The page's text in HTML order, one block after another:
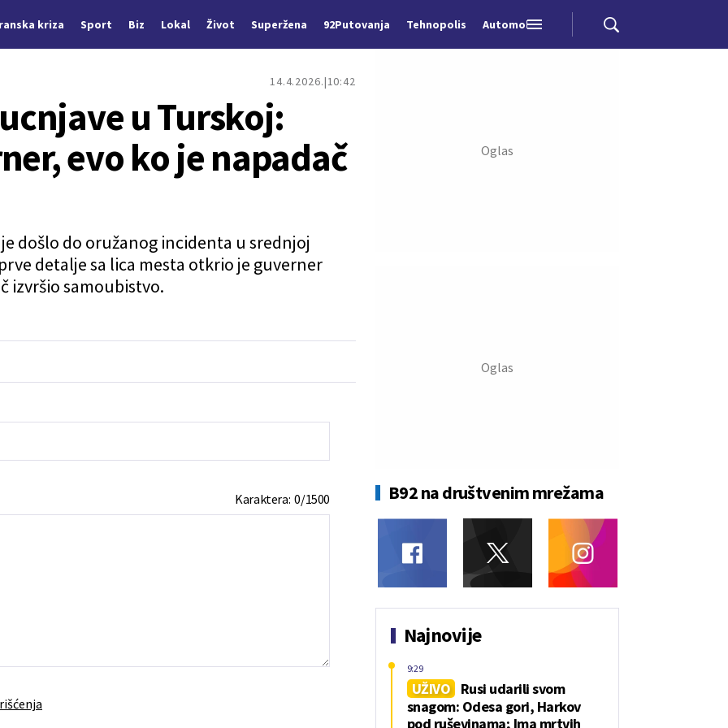
kriza Sport Biz Lokal Život Superžena 92Putovanja Tehnopolis Automobili
14.4.2026. 10:42
u Turskoj:
evo ko je napadač
došlo do oružanog incidenta u srednjoj
detalje sa lica mesta otkrio je guverner
izvršio samoubistvo.
Karaktera:0/1500 B92 na društvenim mrežama
Najnovije
UŽIVO
Rusi udarili svom
snagom: Odesa gori, Harkov
pod ruševinama; Ima mrtvih
9:29